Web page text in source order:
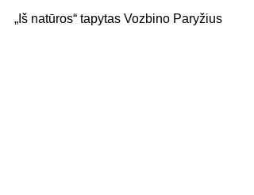
„Iš natūros“ tapytas Vozbino Paryžius